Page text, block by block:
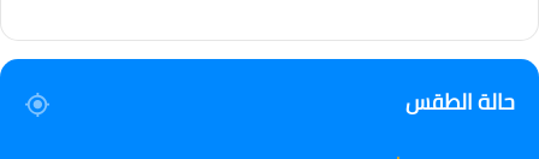
حالة الطقس